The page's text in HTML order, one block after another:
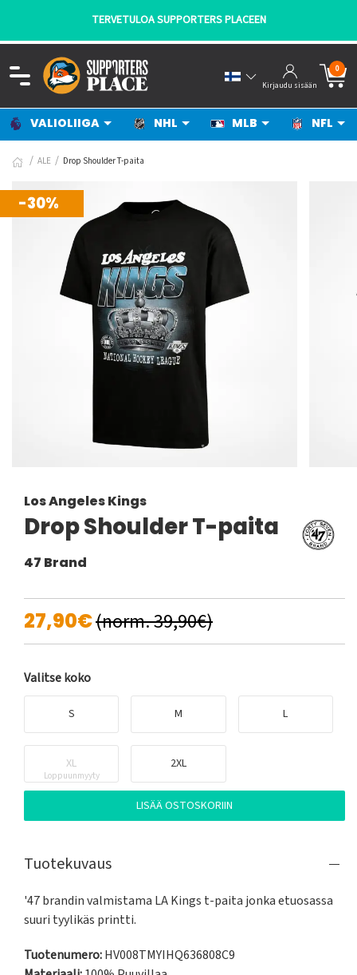
TERVETULOA SUPPORTERS PLACEEN
Kirjaudu sisään
0
VALIOLIIGA NHL MLB NFL
ALE Drop Shoulder T-paita
-30%
Los Angeles Kings
Drop Shoulder T-paita
47 Brand
27,90€(norm. 39,90€)
Valitse koko
S M L
XL
Loppuunmyyty
2XL
LISÄÄ OSTOSKORIIN
Tuotekuvaus
'47 brandin valmistama LA Kings t-paita jonka etuosassa
suuri tyylikäs printti.
Tuotenumero:HV008TMYIHQ636808C9